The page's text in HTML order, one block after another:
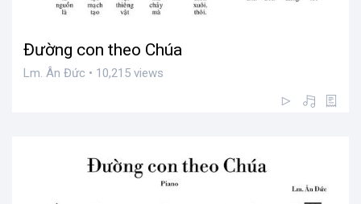
Đường con theo Chúa
Lm. Ân Đức • 10,215 views